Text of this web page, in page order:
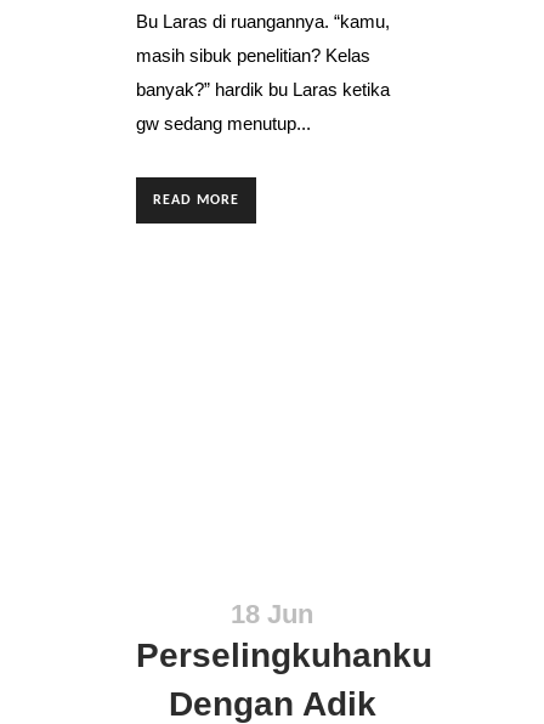
Bu Laras di ruangannya. “kamu,
masih sibuk penelitian? Kelas
banyak?” hardik bu Laras ketika
gw sedang menutup...
READ MORE
18 Jun
Perselingkuhanku
Dengan Adik